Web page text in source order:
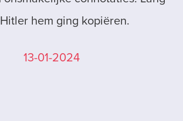
hem ging kopiëren.
13-01-2024